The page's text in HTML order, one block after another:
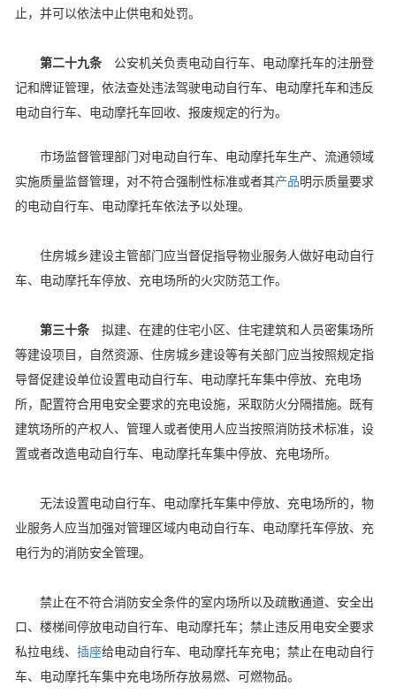
止，并可以依法中止供电和处罚。
第二十九条 公安机关负责电动自行车、电动摩托车的注册登
记和牌证管理，依法查处违法驾驶电动自行车、电动摩托车和违反
电动自行车、电动摩托车回收、报废规定的行为。
市场监督管理部门对电动自行车、电动摩托车生产、流通领域
实施质量监督管理，对不符合强制性标准或者其产品明示质量要求
的电动自行车、电动摩托车依法予以处理。
住房城乡建设主管部门应当督促指导物业服务人做好电动自行
车、电动摩托车停放、充电场所的火灾防范工作。
第三十条 拟建、在建的住宅小区、住宅建筑和人员密集场所
等建设项目，自然资源、住房城乡建设等有关部门应当按照规定指
导督促建设单位设置电动自行车、电动摩托车集中停放、充电场
所，配置符合用电安全要求的充电设施，采取防火分隔措施。既有
建筑场所的产权人、管理人或者使用人应当按照消防技术标准，设
置或者改造电动自行车、电动摩托车集中停放、充电场所。
无法设置电动自行车、电动摩托车集中停放、充电场所的，物
业服务人应当加强对管理区域内电动自行车、电动摩托车停放、充
电行为的消防安全管理。
禁止在不符合消防安全条件的室内场所以及疏散通道、安全出
口、楼梯间停放电动自行车、电动摩托车；禁止违反用电安全要求
私拉电线、 插座给电动自行车、电动摩托车充电；禁止在电动自行
车、电动摩托车集中充电场所存放易燃、可燃物品。